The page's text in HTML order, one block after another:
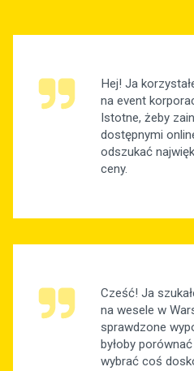
Hej! Ja
na event
Istotne, żeby
dostępnymi
odszukać
ceny.
Cześć! Ja
na wesele w
sprawdzone
byłoby
wybrać coś